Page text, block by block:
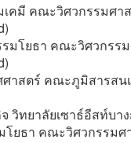
คมี คณะวิศวกรรมศา
มโยธา คณะวิศวกรร
าสตร์ คณะภูมิสารสน
วิทยาลัยเซาธ์อีสท์บา
โยธา คณะวิศวกรรม